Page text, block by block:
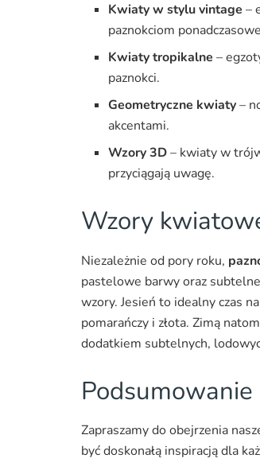
Kwiaty w stylu vintage –
paznokciom
Kwiaty tropikalne –
paznokci.
Geometryczne kwiaty–
akcentami.
Wzory 3D– kwiaty w
przyciągają uwagę.
Wzory
Niezależnie od pory roku,
pastelowe barwy oraz
wzory. Jesień to idealny czas
pomarańczy i złota. Zimą
dodatkiem subtelnych,
Podsumowanie
Zapraszamy do obejrzenia
być doskonałą inspiracją dla